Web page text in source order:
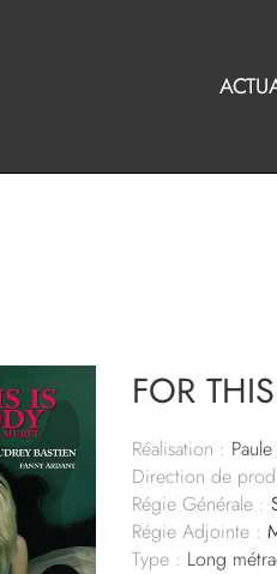
FOR
Réalisation :
Direction de
Régie Générale :
Régie Adjointe :
Type : Long